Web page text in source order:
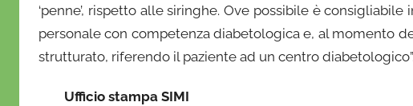
‘penne’, rispetto alle siringhe. Ove possibile è
personale con competenza diabetologica e, al momento
strutturato, riferendo il paziente ad un centro diabetologico”.
Ufficio stampa SIMI